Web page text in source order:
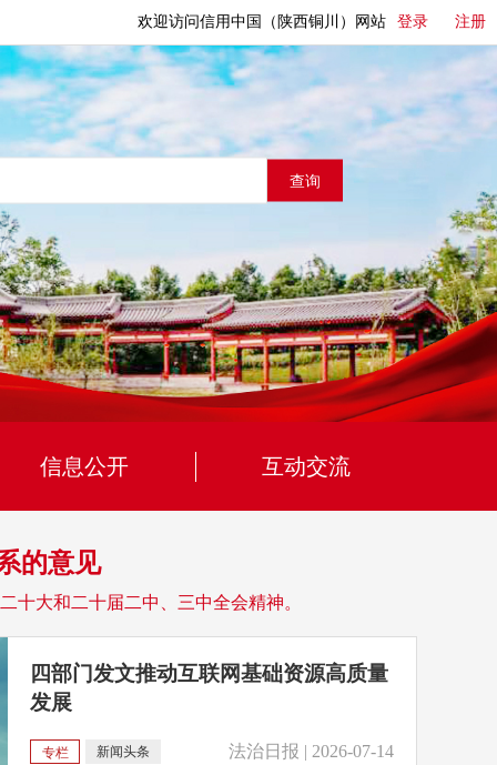
欢迎访问信用中国（陕西铜川）网站 登录 注册
查询
信息公开 互动交流
的意见
十大和二十届二中、三中全会精神。
四部门发文推动互联网基础资源高质量
发展
专栏 新闻头条 法治日报 | 2026-07-14